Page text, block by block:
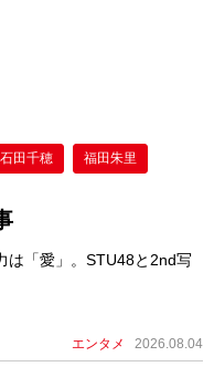
石田千穂 福田朱里
は「愛」。STU48と2nd写
エンタメ 2026.08.04